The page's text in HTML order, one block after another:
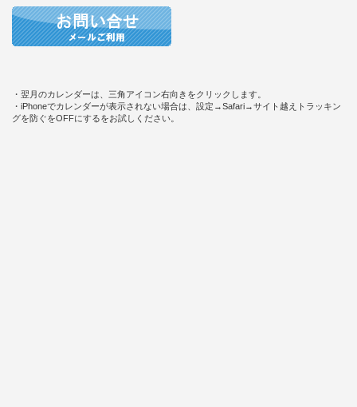
・翌月のカレンダーは、三角アイコン右向きをクリックします。
・iPhoneでカレンダーが表示されない場合は、設定→Safari→サイト越えトラッキン
グを防ぐをOFFにするをお試しください。